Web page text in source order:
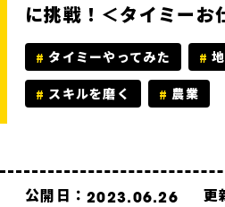
に挑戦！＜タイミーお
タイミーやってみた
スキルを磨く 農業
公開日：2023.06.26 更